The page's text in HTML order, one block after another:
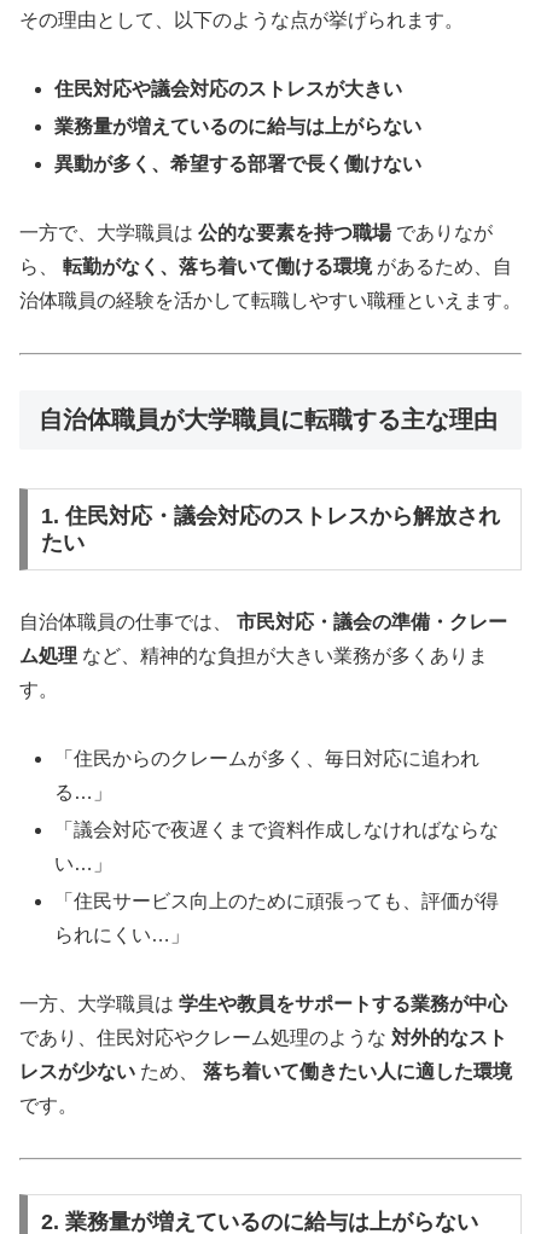
その理由として、以下のような点が挙げられます。
住民対応や議会対応のストレスが大きい
業務量が増えているのに給与は上がらない
異動が多く、希望する部署で長く働けない
一方で、大学職員は 公的な要素を持つ職場でありなが
ら、 転勤がなく、落ち着いて働ける環境があるため、自
治体職員の経験を活かして転職しやすい職種といえます。
自治体職員が大学職員に転職する主な理由
1. 住民対応・議会対応のストレスから解放され
たい
自治体職員の仕事では、 市民対応・議会の準備・クレー
ム処理 など、精神的な負担が大きい業務が多くありま
す。
「住民からのクレームが多く、毎日対応に追われ
る…」
「議会対応で夜遅くまで資料作成しなければならな
い…」
「住民サービス向上のために頑張っても、評価が得
られにくい…」
一方、大学職員は 学生や教員をサポートする業務が中心
であり、住民対応やクレーム処理のような 対外的なスト
レスが少ない ため、 落ち着いて働きたい人に適した環境
です。
2. 業務量が増えているのに給与は上がらない